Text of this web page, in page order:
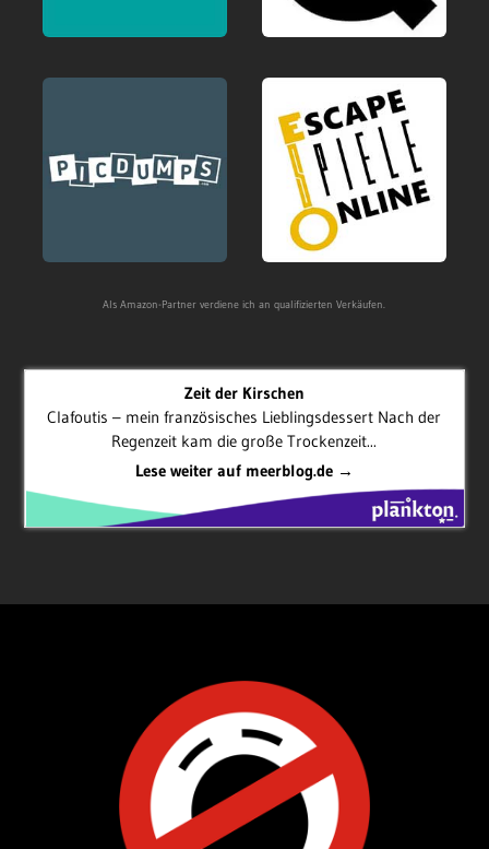
Als Amazon-Partner verdiene ich an qualifizierten Verkäufen.
Zeit der Kirschen
Clafoutis – mein französisches Lieblingsdessert Nach der
Regenzeit kam die große Trockenzeit...
Lese weiter auf meerblog.de →